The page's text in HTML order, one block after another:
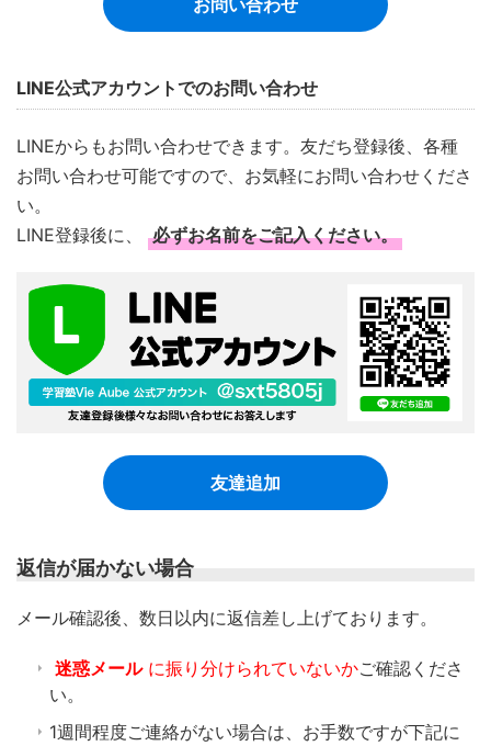
お問い合わせ
LINE公式アカウントでのお問い合わせ
LINEからもお問い合わせできます。友だち登録後、各種
お問い合わせ可能ですので、お気軽にお問い合わせくださ
い。
LINE登録後に、
必ずお名前をご記入ください。
友達追加
返信が届かない場合
​メール確認後、数日以内に返信差し上げております。
迷惑メール に振り分けられていないかご確認くださ
い。
1週間程度ご連絡がない場合は、お手数ですが下記に